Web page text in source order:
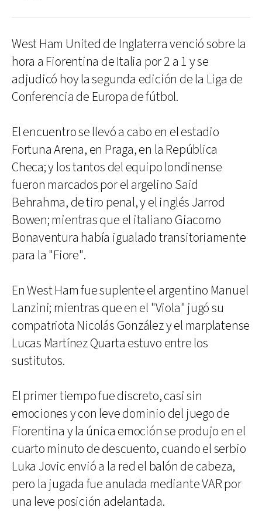
West Ham United de Inglaterra venció sobre la
hora a Fiorentina de Italia por 2 a 1 y se
adjudicó hoy la segunda edición de la Liga de
Conferencia de Europa de fútbol.
El encuentro se llevó a cabo en el estadio
Fortuna Arena, en Praga, en la República
Checa; y los tantos del equipo londinense
fueron marcados por el argelino Said
Behrahma, de tiro penal, y el inglés Jarrod
Bowen; mientras que el italiano Giacomo
Bonaventura había igualado transitoriamente
para la "Fiore".
En West Ham fue suplente el argentino Manuel
Lanzini; mientras que en el "Viola" jugó su
compatriota Nicolás González y el marplatense
Lucas Martínez Quarta estuvo entre los
sustitutos.
El primer tiempo fue discreto, casi sin
emociones y con leve dominio del juego de
Fiorentina y la única emoción se produjo en el
cuarto minuto de descuento, cuando el serbio
Luka Jovic envió a la red el balón de cabeza,
pero la jugada fue anulada mediante VAR por
una leve posición adelantada.